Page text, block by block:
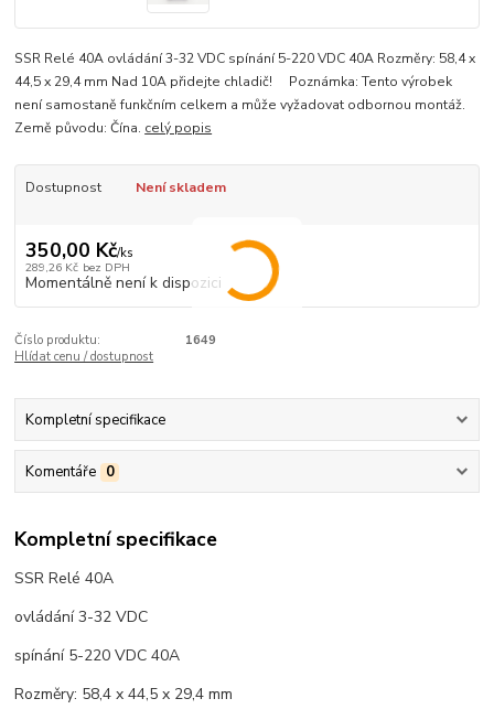
SSR Relé 40A ovládání 3-32 VDC spínání 5-220 VDC 40A Rozměry: 58,4 x
44,5 x 29,4 mm Nad 10A přidejte chladič! Poznámka: Tento výrobek
není samostaně funkčním celkem a může vyžadovat odbornou montáž.
Země původu: Čína. celý popis
Dostupnost Není skladem
350,00 Kč/ks
289,26 Kč bez DPH
Momentálně není k dispozici
Číslo produktu:
1649
Hlídat cenu / dostupnost
Kompletní specifikace
Komentáře 0
Kompletní specifikace
SSR Relé 40A
ovládání 3-32 VDC
spínání 5-220 VDC 40A
Rozměry: 58,4 x 44,5 x 29,4 mm